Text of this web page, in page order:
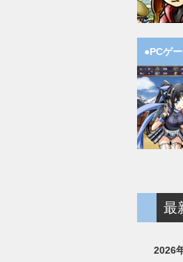
●PCゲ
最
2026